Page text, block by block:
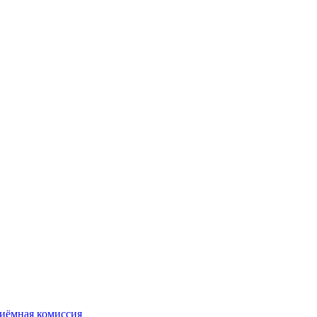
комиссия